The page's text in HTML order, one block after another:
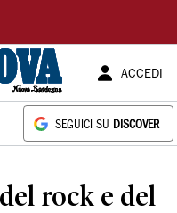
ACCEDI
SEGUICI SU DISCOVER
rock e del